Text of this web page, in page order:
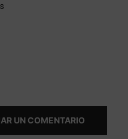
UN COMENTARIO